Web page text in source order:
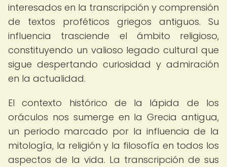
interesados en la transcripción y comprensión
de textos proféticos griegos antiguos. Su
influencia trasciende el ámbito religioso,
constituyendo un valioso legado cultural que
sigue despertando curiosidad y admiración
en la actualidad.
El contexto histórico de la lápida de los
oráculos nos sumerge en la Grecia antigua,
un periodo marcado por la influencia de la
mitología, la religión y la filosofía en todos los
aspectos de la vida. La transcripción de sus